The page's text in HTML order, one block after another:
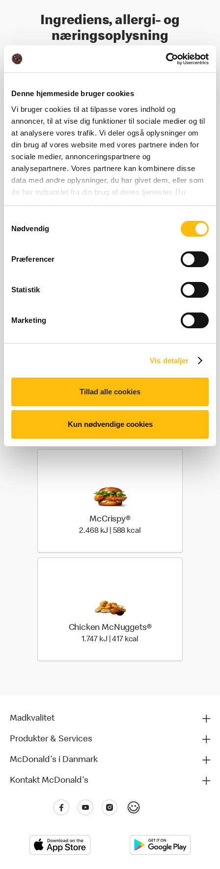
Denne hjemmeside bruger cookies
Vi bruger cookies til at tilpasse vores indhold og
annoncer, til at vise dig funktioner til sociale medier og til
at analysere vores trafik. Vi deler også oplysninger om
din brug af vores website med vores partnere inden for
sociale medier, annonceringspartnere og
analysepartnere. Vores partnere kan kombinere disse
data med andre oplysninger, du har givet dem, eller som
de har indsamlet fra din brug af deres tjenester. Du
samtykker til vores cookies, hvis du fortsætter med at
Nødvendig
Præferencer
Statistik
Marketing
Vis detaljer
Tillad alle cookies
Kun nødvendige cookies
Ingrediens, allergi- og
næringsoplysning
Ingrediens- og allergioplysning
Næringsberegner
Relaterede produkter
1.451 kilo joules | 343
McWrap® Crispy Chicken
2.014 kJ | 481 kcal2.014 kilo joules | 481
McCrispy®
2.468 kJ | 588 kcal
Chicken McNuggets®
1.747 kJ | 417 kcal
Madkvalitet
Produkter & Services
McDonald's i Danmark
Kontakt McDonald's